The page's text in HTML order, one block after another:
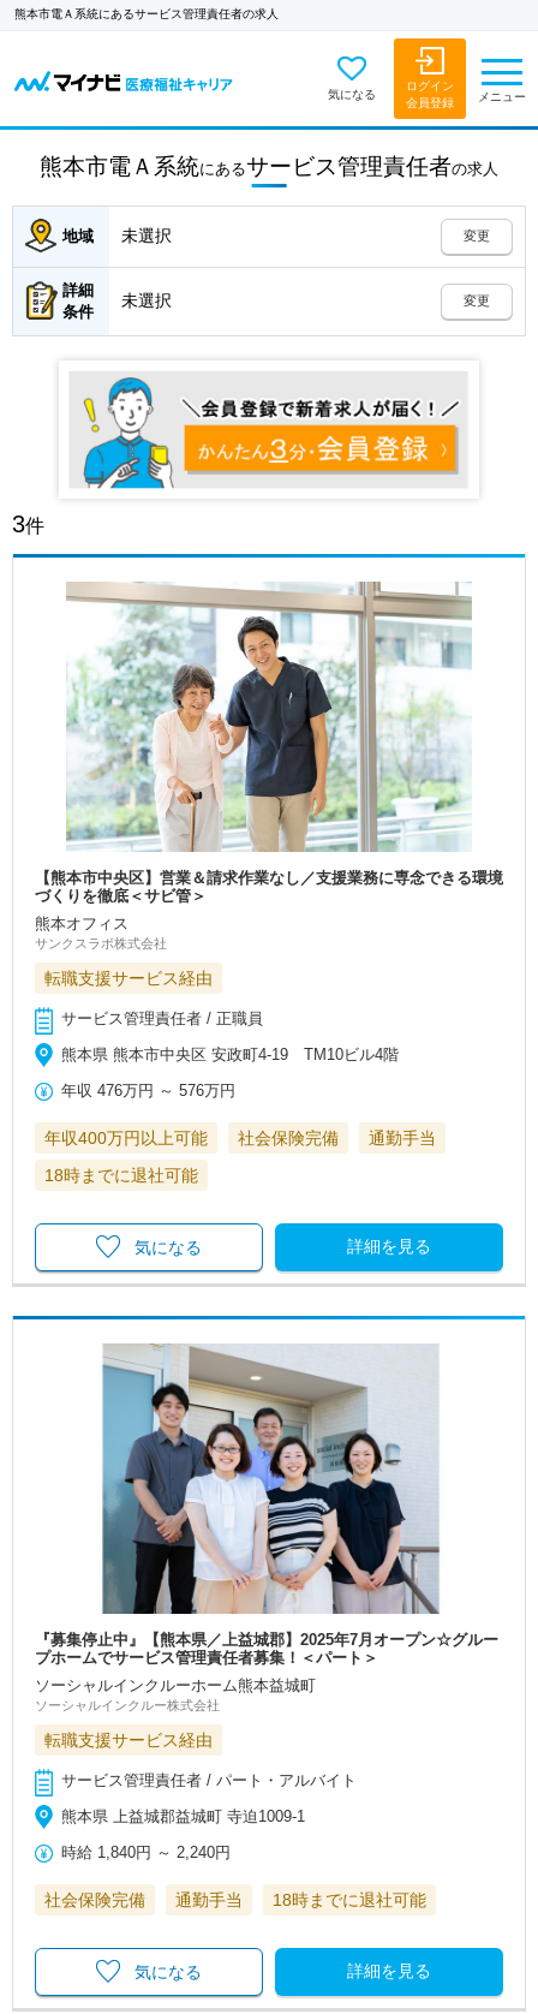
熊本市電Ａ系統にあるサービス管理責任者の求人
気になる
ログイン
会員登録
メニュー
熊本市電Ａ系統にあるサービス管理責任者の求人
地域 未選択 変更
詳細
条件
未選択 変更
3件
【熊本市中央区】営業＆請求作業なし／支援業務に専念できる環境
づくりを徹底＜サビ管＞
熊本オフィス
サンクスラボ株式会社
転職支援サービス経由
サービス管理責任者 / 正職員
熊本県 熊本市中央区 安政町4-19 TM10ビル4階
年収 476万円 ～576万円
年収400万円以上可能 社会保険完備
通勤手当
18時までに退社可能
詳細を見る
気になる
『募集停止中』【熊本県／上益城郡】2025年7月オープン☆グルー
プホームでサービス管理責任者募集！＜パート＞
ソーシャルインクルーホーム熊本益城町
ソーシャルインクルー株式会社
転職支援サービス経由
サービス管理責任者 / パート・アルバイト
熊本県 上益城郡益城町 寺迫1009-1
時給 1,840円 ～ 2,240円
社会保険完備 通勤手当 18時までに退社可能
詳細を見る
気になる